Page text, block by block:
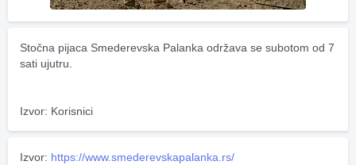
Stočna pijaca Smederevska Palanka održava se subotom od 7
sati ujutru.
Izvor: Korisnici
Izvor: https://www.smederevskapalanka.rs/